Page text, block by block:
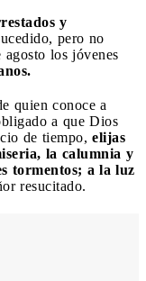
y
pero no
los jóvenes
quien conoce a
a que Dios
de tiempo, elijas
la calumnia y
tormentos; a la luz
resucitado.